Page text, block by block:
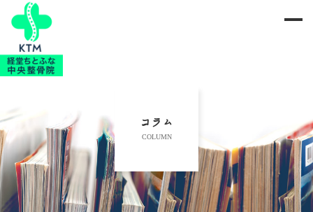
コラム
COLUMN
当院のご紹介
お知らせ
ブログ